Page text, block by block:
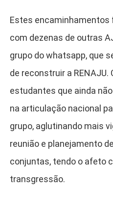
Estes
com dezenas de outras
grupo do whatsapp, que
de reconstruir a
estudantes que ainda
na articulação nacional
grupo, aglutinando mais
reunião e planejamento
conjuntas, tendo o afeto
transgressão.